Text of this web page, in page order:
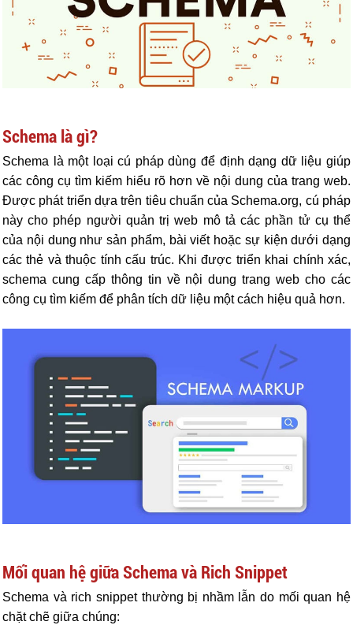
Schema là gì?
Schema là một loại cú pháp dùng để định dạng dữ liệu giúp
các công cụ tìm kiếm hiểu rõ hơn về nội dung của trang web.
Được phát triển dựa trên tiêu chuẩn của Schema.org, cú pháp
này cho phép người quản trị web mô tả các phần tử cụ thể
của nội dung như sản phẩm, bài viết hoặc sự kiện dưới dạng
các thẻ và thuộc tính cấu trúc. Khi được triển khai chính xác,
schema cung cấp thông tin về nội dung trang web cho các
công cụ tìm kiếm để phân tích dữ liệu một cách hiệu quả hơn.
Mối quan hệ giữa Schema và Rich Snippet
Schema và rich snippet thường bị nhầm lẫn do mối quan hệ
chặt chẽ giữa chúng: